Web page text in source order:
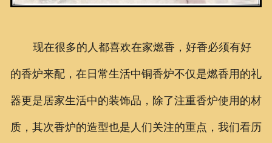
现在很多的人都喜欢在家燃香，好香必须有好
的香炉来配，在日常生活中铜香炉不仅是燃香用的礼
器更是居家生活中的装饰品，除了注重香炉使用的材
质，其次香炉的造型也是人们关注的重点，我们看历